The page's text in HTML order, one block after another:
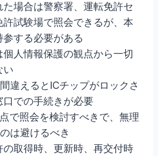
た場合は警察署、運転免許セ
許試験場で照会できるが、本
参する必要がある
個人情報保護の観点から一切
い
違えるとICチップがロックさ
口での手続きが必要
で照会を検討すべきで、無理
は避けるべき
の取得時、更新時、再交付時